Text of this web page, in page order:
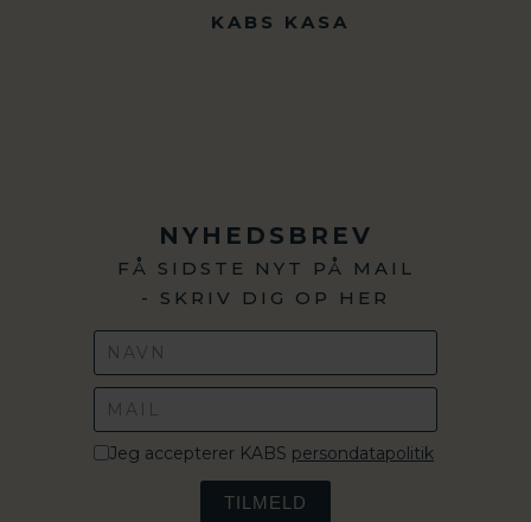
KABS KASA
NYHEDSBREV
FÅ SIDSTE NYT PÅ MAIL
- SKRIV DIG OP HER
Jeg accepterer KABS persondatapolitik